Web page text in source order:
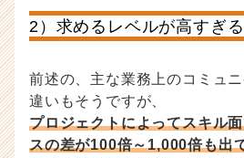
2）求めるレベルが高すぎる
前述の、主な業務上のコミュ
違いもそうですが、
プロジェクトによってスキル
スの差が100倍～1,000倍も出